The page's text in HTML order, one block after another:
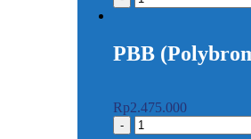
PBB
Rp2.475.000